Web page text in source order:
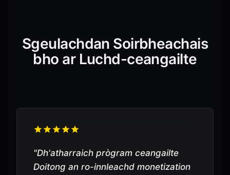
Sgeulachdan Soirbheachais
bho ar Luchd-ceangailte
"Dh'atharraich prògram ceangailte
Doitong an ro-innleachd monetization